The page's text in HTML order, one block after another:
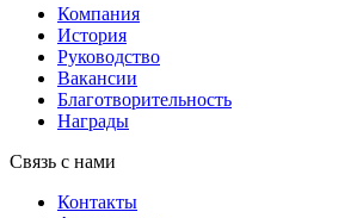
Компания
История
Руководство
Вакансии
Благотворительность
Награды
Связь с нами
Контакты